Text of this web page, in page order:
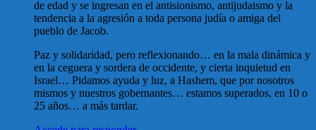
de edad y se ingresan en el antisionismo, antijudaismo y la
tendencia a la agresión a toda persona judía o amiga del
pueblo de Jacob.
Paz y solidaridad, pero reflexionando… en la mala dinámica y
en la ceguera y sordera de occidente, y cierta inquietud en
Israel… Pidamos ayuda y luz, a Hashem, que por nosotros
mismos y nuestros gobernantes… estamos superados, en 10 o
25 años… a más tardar.